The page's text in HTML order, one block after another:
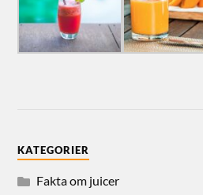
KATEGORIER
Fakta om juicer